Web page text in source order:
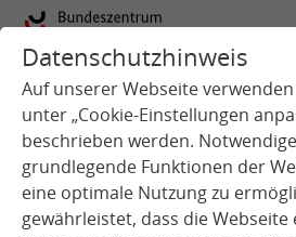
Datenschutzhinweis
Auf unserer Webseite
unter „Cookie-Einstellungen
beschrieben werden.
grundlegende Funktionen der
eine optimale Nutzung zu
gewährleistet, dass die Webseite
: